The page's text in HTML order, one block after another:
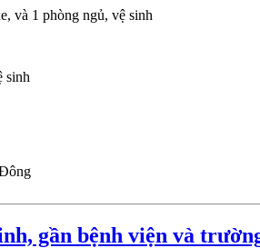
và 1 phòng ngủ, vệ sinh
sinh
gần bệnh viện và